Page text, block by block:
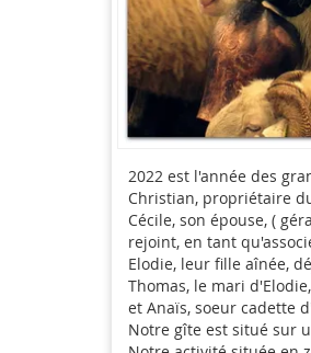
2022 est l'année des
Christian, propriétaire
Cécile, son épouse, (
rejoint, en tant
Elodie, leur fille aînée,
Thomas, le mari
et Anaïs, soeur cadette
Notre gîte est situé sur